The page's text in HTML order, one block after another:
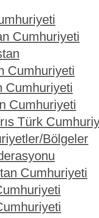
Cumhuriyeti
Cumhuriyeti
Cumhuriyeti
Cumhuriyeti
Türk
Bölgeler
Cumhuriyeti